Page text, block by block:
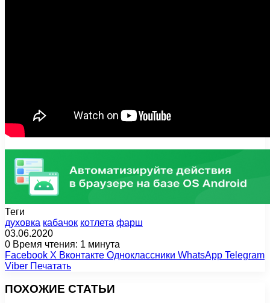
Теги
духовка кабачок котлета фарш
03.06.2020
0 Время чтения: 1 минута
Facebook X Вконтакте Одноклассники WhatsApp Telegram
Viber Печатать
ПОХОЖИЕ СТАТЬИ